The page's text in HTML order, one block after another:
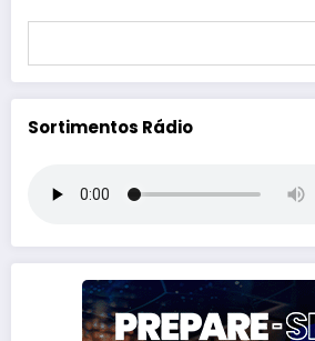
Sortimentos Rádio